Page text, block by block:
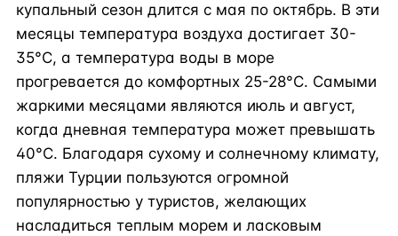
купальный сезон длится с мая по октябрь. В эти
месяцы температура воздуха достигает 30-
35°C, а температура воды в море
прогревается до комфортных 25-28°C. Самыми
жаркими месяцами являются июль и август,
когда дневная температура может превышать
40°C. Благодаря сухому и солнечному климату,
пляжи Турции пользуются огромной
популярностью у туристов, желающих
насладиться теплым морем и ласковым